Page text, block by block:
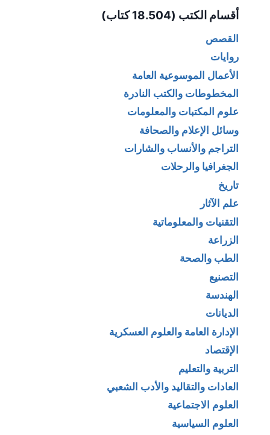
أقسام الكتب (18.504 كتاب)
القصص
روايات
الأعمال الموسوعية العامة
المخطوطات والكتب النادرة
علوم المكتبات والمعلومات
وسائل الإعلام والصحافة
التراجم والأنساب والشارات
الجغرافيا والرحلات
تاريخ
علم الآثار
التقنيات والمعلوماتية
الزراعة
الطب والصحة
التصنيع
الهندسة
الديانات
الإدارة العامة والعلوم العسكرية
الإقتصاد
التربية والتعليم
العادات والتقاليد والأدب الشعبي
العلوم الاجتماعية
العلوم السياسية